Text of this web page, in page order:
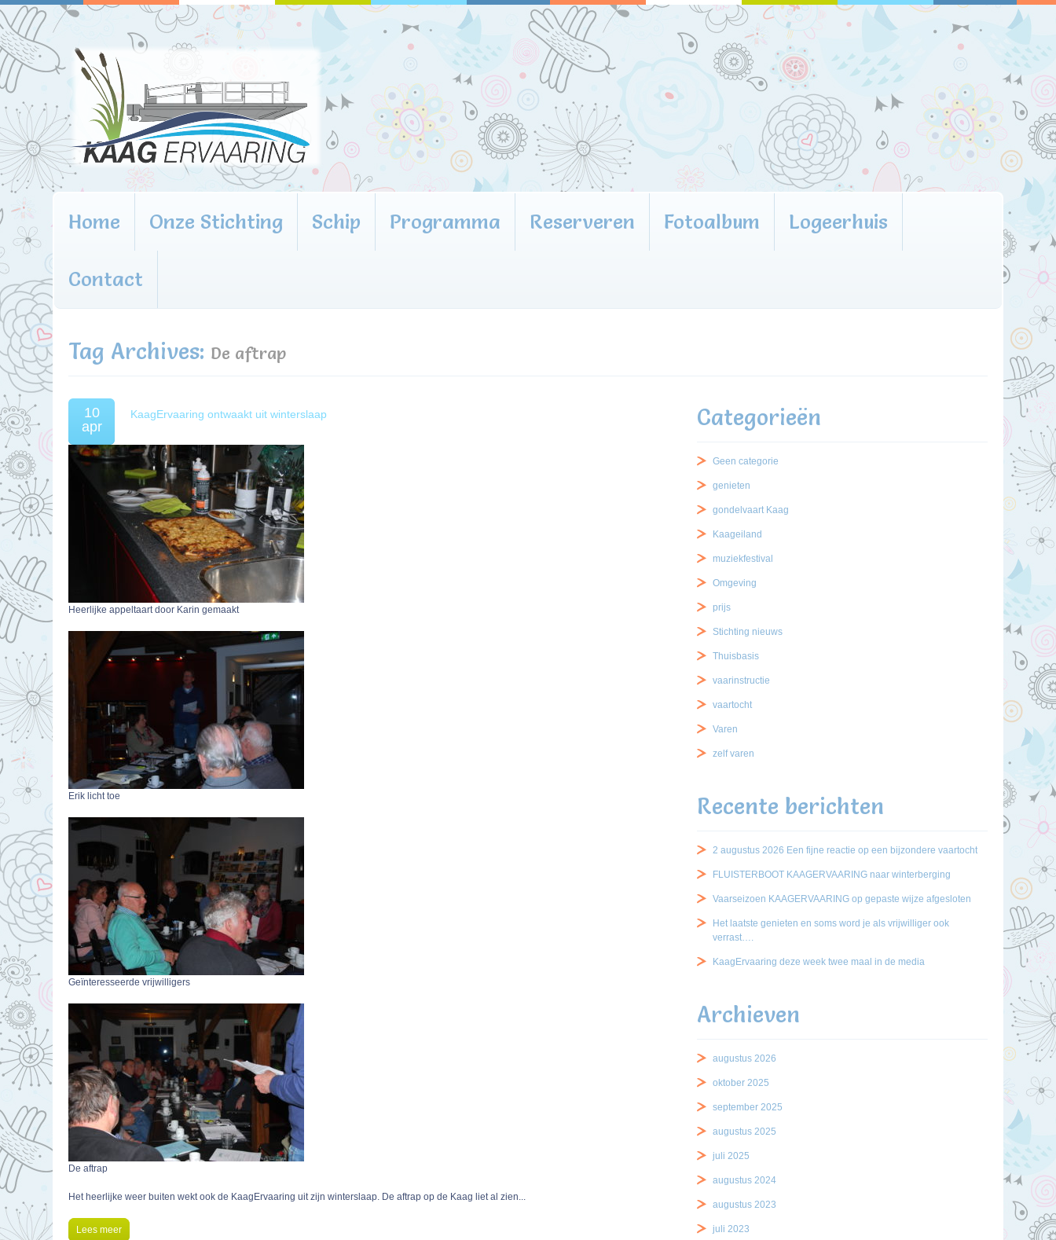
Home Onze Stichting Schip Programma Reserveren Fotoalbum Logeerhuis
Contact
Tag Archives: De aftrap
10
apr
KaagErvaaring ontwaakt uit winterslaap
Heerlijke appeltaart door Karin gemaakt
Erik licht toe
Geïnteresseerde vrijwilligers
De aftrap
Het heerlijke weer buiten wekt ook de KaagErvaaring uit zijn winterslaap. De aftrap op de Kaag liet al zien...
Lees meer
Categorieën
Geen categorie
genieten
gondelvaart Kaag
Kaageiland
muziekfestival
Omgeving
prijs
Stichting nieuws
Thuisbasis
vaarinstructie
vaartocht
Varen
zelf varen
Recente berichten
2 augustus 2026 Een fijne reactie op een bijzondere vaartocht
FLUISTERBOOT KAAGERVAARING naar winterberging
Vaarseizoen KAAGERVAARING op gepaste wijze afgesloten
Het laatste genieten en soms word je als vrijwilliger ook
verrast….
KaagErvaaring deze week twee maal in de media
Archieven
augustus 2026
oktober 2025
september 2025
augustus 2025
juli 2025
augustus 2024
augustus 2023
juli 2023